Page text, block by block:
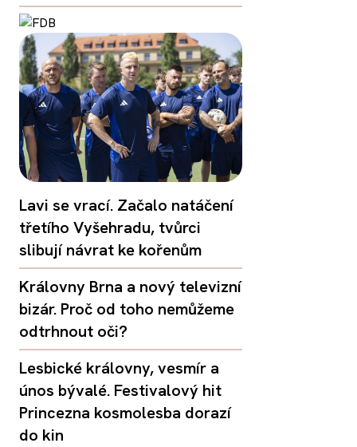
Lavi se vrací. Začalo natáčení
třetího Vyšehradu, tvůrci
slibují návrat ke kořenům
Královny Brna a nový televizní
bizár. Proč od toho nemůžeme
odtrhnout oči?
Lesbické královny, vesmír a
únos bývalé. Festivalový hit
Princezna kosmolesba dorazí
do kin